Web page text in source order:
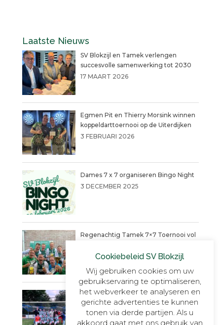
Laatste Nieuws
SV Blokzijl en Tamek verlengen
succesvolle samenwerking tot 2030
17 MAART 2026
Egmen Pit en Thierry Morsink winnen
koppeldarttoernooi op de Uiterdijken
3 FEBRUARI 2026
Dames 7 x 7 organiseren Bingo Night
3 DECEMBER 2025
Regenachtig Tamek 7×7 Toernooi vol
9 JUNI 2025
Blokzijl VR30+1, onverslaanbaar,
onnavolgbaar en ongekend kampioen.
23 MEI 2025
Cookiebeleid SV Blokzijl
Wij gebruiken cookies om uw
gebruikservaring te optimaliseren,
het webverkeer te analyseren en
gerichte advertenties te kunnen
tonen via derde partijen. Als u
akkoord gaat met ons gebruik van